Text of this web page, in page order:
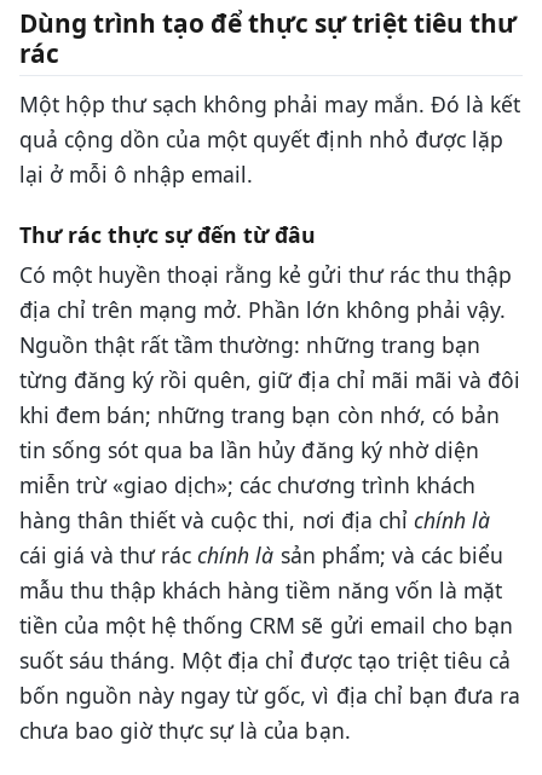
Dùng trình tạo để thực sự triệt tiêu thư
rác
Một hộp thư sạch không phải may mắn. Đó là kết
quả cộng dồn của một quyết định nhỏ được lặp
lại ở mỗi ô nhập email.
Thư rác thực sự đến từ đâu
Có một huyền thoại rằng kẻ gửi thư rác thu thập
địa chỉ trên mạng mở. Phần lớn không phải vậy.
Nguồn thật rất tầm thường: những trang bạn
từng đăng ký rồi quên, giữ địa chỉ mãi mãi và đôi
khi đem bán; những trang bạn còn nhớ, có bản
tin sống sót qua ba lần hủy đăng ký nhờ diện
miễn trừ «giao dịch»; các chương trình khách
hàng thân thiết và cuộc thi, nơi địa chỉ chính là
cái giá và thư rácchính là sản phẩm; và các biểu
mẫu thu thập khách hàng tiềm năng vốn là mặt
tiền của một hệ thống CRM sẽ gửi email cho bạn
suốt sáu tháng. Một địa chỉ được tạo triệt tiêu cả
bốn nguồn này ngay từ gốc, vì địa chỉ bạn đưa ra
chưa bao giờ thực sự là của bạn.